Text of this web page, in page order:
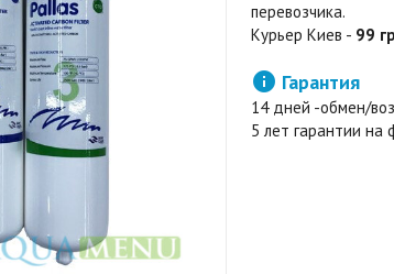
перевозчика.
Курьер Киев - 99
 Гарантия
14 дней -обмен/
5 лет гарантии на